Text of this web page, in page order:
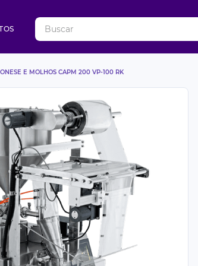
Buscar
E MOLHOS CAPM 200 VP-100 RK